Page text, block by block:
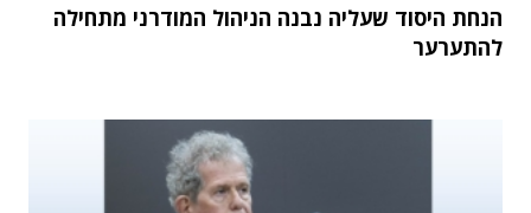
הנחת היסוד שעליה נבנה הניהול המודרני מתחילה
להתערער